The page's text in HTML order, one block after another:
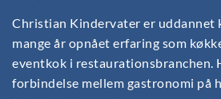
Christian Kindervater er uddannet
mange år opnået erfaring som
eventkok i
forbindelse mellem gastronomi på